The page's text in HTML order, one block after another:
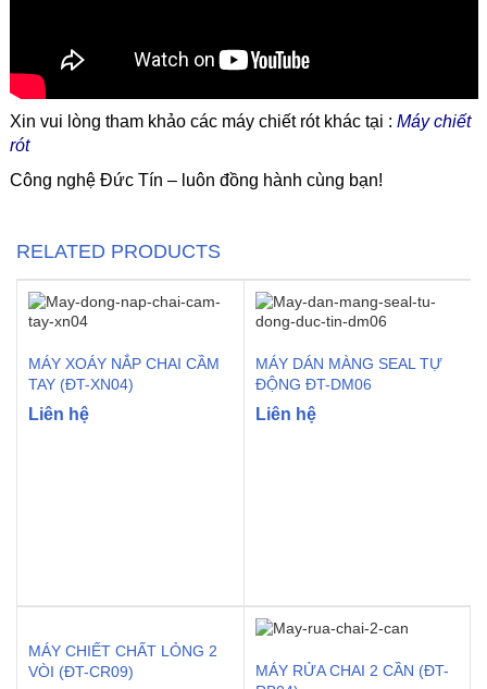
Xin vui lòng tham khảo các máy chiết rót khác tại : Máy chiết
rót
Công nghệ Đức Tín – luôn đồng hành cùng bạn!
RELATED PRODUCTS
MÁY XOÁY NẮP CHAI CẦM
TAY (ĐT-XN04)
Liên hệ
MÁY DÁN MÀNG SEAL TỰ
ĐỘNG ĐT-DM06
Liên hệ
MÁY CHIẾT CHẤT LỎNG 2
VÒI (ĐT-CR09)
MÁY RỬA CHAI 2 CẦN (ĐT-